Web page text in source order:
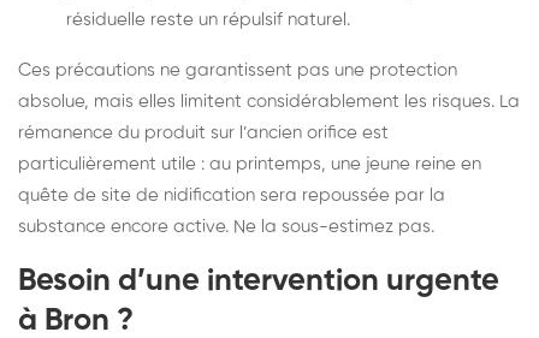
résiduelle reste un répulsif naturel.
Ces précautions ne garantissent pas une protection
absolue, mais elles limitent considérablement les risques. La
rémanence du produit sur l’ancien orifice est
particulièrement utile : au printemps, une jeune reine en
quête de site de nidification sera repoussée par la
substance encore active. Ne la sous-estimez pas.
Besoin d’une intervention urgente
à Bron ?